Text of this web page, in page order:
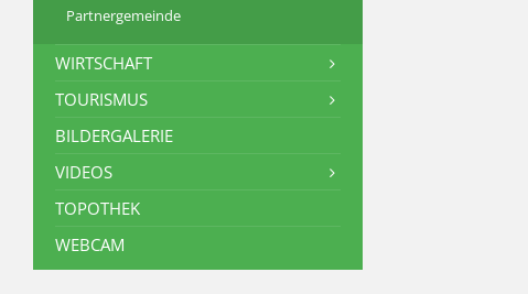
Partnergemeinde
WIRTSCHAFT
TOURISMUS
BILDERGALERIE
VIDEOS
TOPOTHEK
WEBCAM